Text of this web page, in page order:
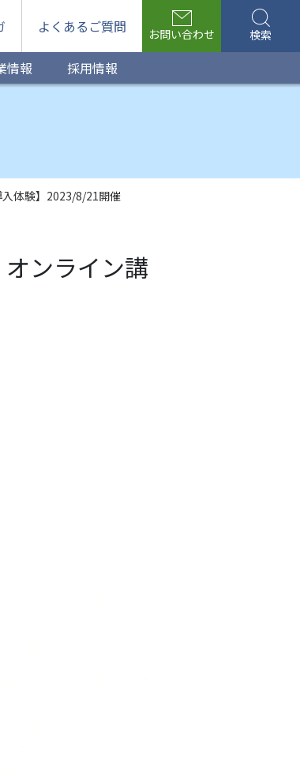
よくあるご質問 お問い合わせ 検索
情報 採用情報
体験】2023/8/21開催
ンライン講